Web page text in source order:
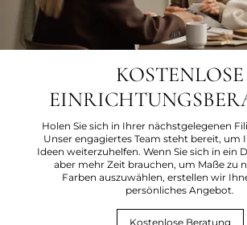
KOSTENLOSE
Holen Sie sich in Ihrer nächstgelegenen
Unser engagiertes Team steht bereit, um
Ideen weiterzuhelfen. Wenn Sie sich in ein
aber mehr Zeit brauchen, um Maße zu
Farben auszuwählen, erstellen wir
persönliches Angebot.
Kostenlose Beratung